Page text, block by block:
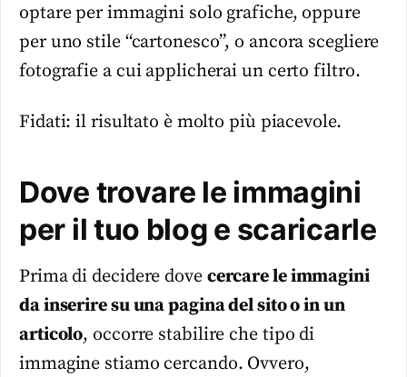
optare per immagini solo grafiche, oppure
per uno stile “cartonesco”, o ancora scegliere
fotografie a cui applicherai un certo filtro.
Fidati: il risultato è molto più piacevole.
Dove trovare le immagini
per il tuo blog e scaricarle
Prima di decidere dove cercare le immagini
da inserire su una pagina del sito o in un
articolo, occorre stabilire che tipo di
immagine stiamo cercando. Ovvero,